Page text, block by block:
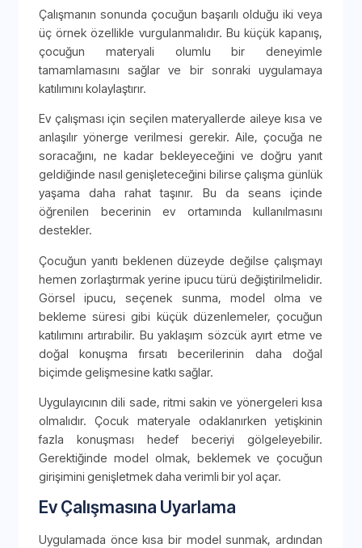
Çalışmanın sonunda çocuğun başarılı olduğu iki veya
üç örnek özellikle vurgulanmalıdır. Bu küçük kapanış,
çocuğun materyali olumlu bir deneyimle
tamamlamasını sağlar ve bir sonraki uygulamaya
katılımını kolaylaştırır.
Ev çalışması için seçilen materyallerde aileye kısa ve
anlaşılır yönerge verilmesi gerekir. Aile, çocuğa ne
soracağını, ne kadar bekleyeceğini ve doğru yanıt
geldiğinde nasıl genişleteceğini bilirse çalışma günlük
yaşama daha rahat taşınır. Bu da seans içinde
öğrenilen becerinin ev ortamında kullanılmasını
destekler.
Çocuğun yanıtı beklenen düzeyde değilse çalışmayı
hemen zorlaştırmak yerine ipucu türü değiştirilmelidir.
Görsel ipucu, seçenek sunma, model olma ve
bekleme süresi gibi küçük düzenlemeler, çocuğun
katılımını artırabilir. Bu yaklaşım sözcük ayırt etme ve
doğal konuşma fırsatı becerilerinin daha doğal
biçimde gelişmesine katkı sağlar.
Uygulayıcının dili sade, ritmi sakin ve yönergeleri kısa
olmalıdır. Çocuk materyale odaklanırken yetişkinin
fazla konuşması hedef beceriyi gölgeleyebilir.
Gerektiğinde model olmak, beklemek ve çocuğun
girişimini genişletmek daha verimli bir yol açar.
Ev Çalışmasına Uyarlama
Uygulamada önce kısa bir model sunmak, ardından